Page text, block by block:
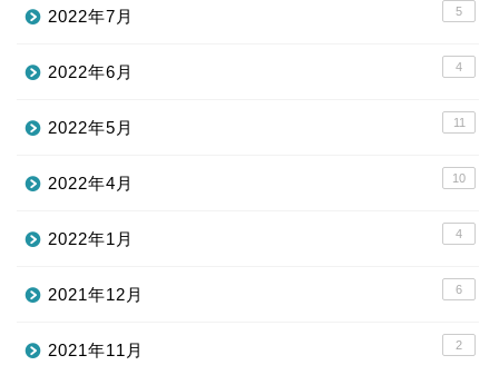
2022年7月 5
2022年6月 4
2022年5月 11
2022年4月 10
2022年1月 4
2021年12月 6
2021年11月 2